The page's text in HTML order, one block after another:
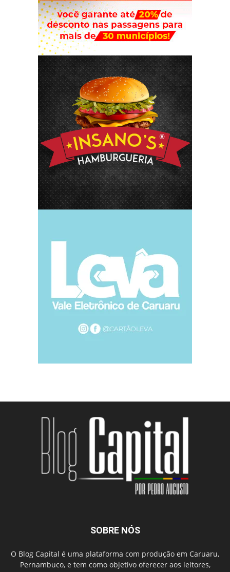
SOBRE NÓS
O Blog Capital é uma plataforma com produção em Caruaru,
Pernambuco, e tem como objetivo oferecer aos leitores,